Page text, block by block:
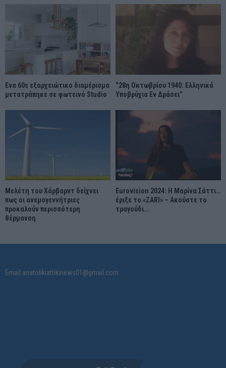
Ένα 60s εξαρχειώτικο διαμέρισμα
μετατράπηκε σε φωτεινό Studio
“28η Οκτωβρίου 1940: Ελληνικά
Υποβρύχια Εν Δράσει”
Μελέτη του Χάρβαρντ δείχνει
πως οι ανεμογεννήτριες
προκαλούν περισσότερη
θέρμανση
Eurovision 2024: Η Μαρίνα Σάττι…
έριξε το «ZARI» – Ακούστε το
τραγούδι...
Email:anatolikiattikinews01@gmail.com